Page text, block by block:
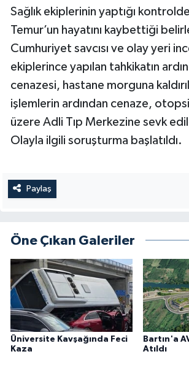
Sağlık ekiplerinin yaptığı
Temur’un hayatını kaybettiği
Cumhuriyet savcısı ve olay yeri
ekiplerince yapılan tahkikatın
cenazesi, hastane morguna
işlemlerin ardından cenaze,
üzere Adli Tıp Merkezine sevk
Olayla ilgili soruşturma başlatıldı.
Paylaş
Öne Çıkan Galeriler
Üniversite Kavşağında Feci
Kaza
Bartın'a
Atıldı